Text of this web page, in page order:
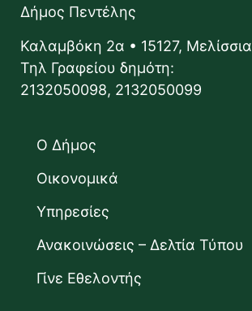
Δήμος Πεντέλης
Καλαμβόκη 2α • 15127, Μελίσσια
Τηλ Γραφείου δημότη:
2132050098, 2132050099
Ο Δήμος
Οικονομικά
Υπηρεσίες
Ανακοινώσεις – Δελτία Τύπου
Γίνε Εθελοντής